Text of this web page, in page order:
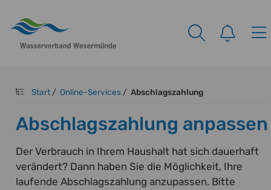
Start / Online-Services / Abschlagszahlung
Abschlagszahlung anpassen
Der Verbrauch in Ihrem Haushalt hat sich dauerhaft
verändert? Dann haben Sie die Möglichkeit, Ihre
laufende Abschlagszahlung anzupassen. Bitte